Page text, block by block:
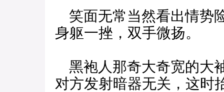
笑面无常当然看出情势
身躯一挫，双手微扬。
黑袍人那奇大奇宽的大
对方发射暗器无关，这时